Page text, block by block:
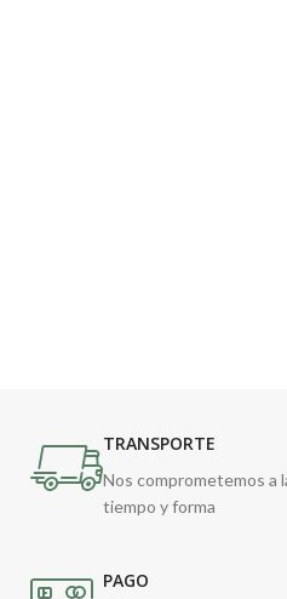
TRANSPORTE
Nos comprometemos a
tiempo y forma
PAGO